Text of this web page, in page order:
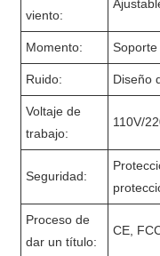
viento:
Momento:
Ruido: Diseño
Voltaje de
trabajo:
110V/
Seguridad:
Proceso de
dar un título:
CE,